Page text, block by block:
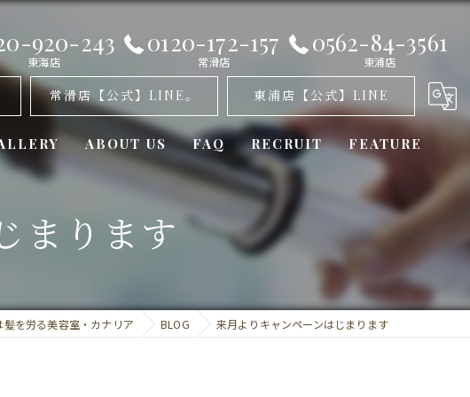
920-243
東海店
0120-172-157
常滑店
0562-84-3561
東浦店
常滑店【公式】LINE。 東浦店【公式】LINE
ABOUT US FAQ RECRUIT FEATURE
オゾンパーマ
カット
トリートメント
まります
を労る美容室・カナリア BLOG 来月よりキャンペーンはじまります